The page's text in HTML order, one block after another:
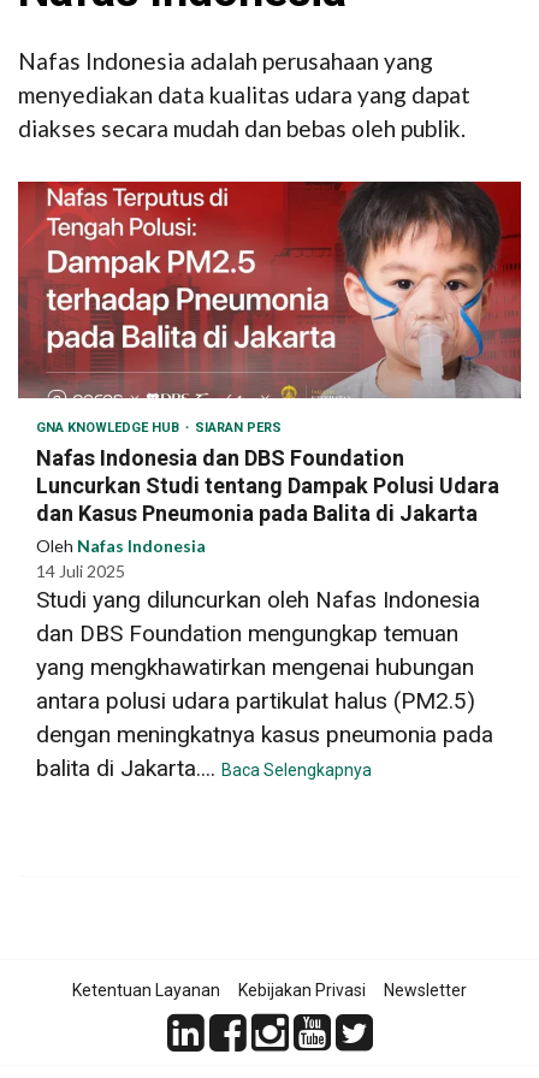
Nafas Indonesia adalah perusahaan yang
menyediakan data kualitas udara yang dapat
diakses secara mudah dan bebas oleh publik.
GNA KNOWLEDGE HUB SIARAN PERS
Nafas Indonesia dan DBS Foundation
Luncurkan Studi tentang Dampak Polusi Udara
dan Kasus Pneumonia pada Balita di Jakarta
Oleh Nafas Indonesia
14 Juli 2025
Studi yang diluncurkan oleh Nafas Indonesia
dan DBS Foundation mengungkap temuan
yang mengkhawatirkan mengenai hubungan
antara polusi udara partikulat halus (PM2.5)
dengan meningkatnya kasus pneumonia pada
balita di Jakarta.... Baca Selengkapnya
Ketentuan Layanan Kebijakan Privasi Newsletter